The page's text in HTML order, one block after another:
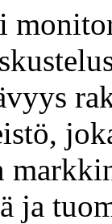
ja